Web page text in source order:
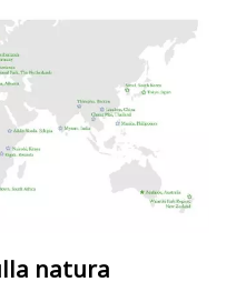
natura